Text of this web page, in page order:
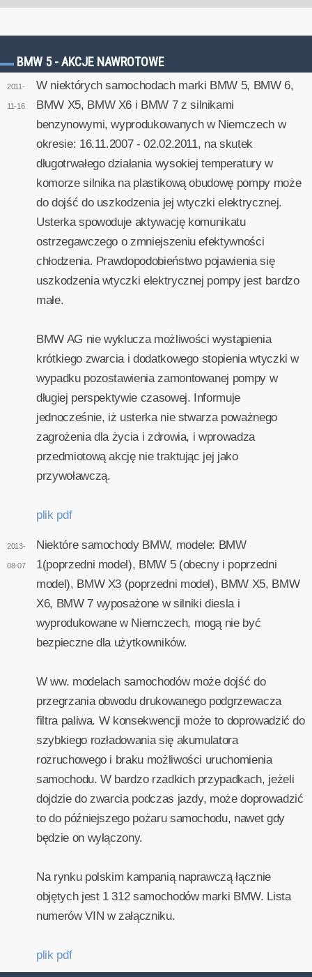
BMW 5 - AKCJE NAWROTOWE
2011-
11-16
W niektórych samochodach marki BMW 5, BMW 6,
BMW X5, BMW X6 i BMW 7 z silnikami
benzynowymi, wyprodukowanych w Niemczech w
okresie: 16.11.2007 - 02.02.2011, na skutek
długotrwałego działania wysokiej temperatury w
komorze silnika na plastikową obudowę pompy może
do dojść do uszkodzenia jej wtyczki elektrycznej.
Usterka spowoduje aktywację komunikatu
ostrzegawczego o zmniejszeniu efektywności
chłodzenia. Prawdopodobieństwo pojawienia się
uszkodzenia wtyczki elektrycznej pompy jest bardzo
małe.
BMW AG nie wyklucza możliwości wystąpienia
krótkiego zwarcia i dodatkowego stopienia wtyczki w
wypadku pozostawienia zamontowanej pompy w
długiej perspektywie czasowej. Informuje
jednocześnie, iż usterka nie stwarza poważnego
zagrożenia dla życia i zdrowia, i wprowadza
przedmiotową akcję nie traktując jej jako
przywoławczą.
plik pdf
2013-
08-07
Niektóre samochody BMW, modele: BMW
1(poprzedni model), BMW 5 (obecny i poprzedni
model), BMW X3 (poprzedni model), BMW X5, BMW
X6, BMW 7 wyposażone w silniki diesla i
wyprodukowane w Niemczech, mogą nie być
bezpieczne dla użytkowników.
W ww. modelach samochodów może dojść do
przegrzania obwodu drukowanego podgrzewacza
filtra paliwa. W konsekwencji może to doprowadzić do
szybkiego rozładowania się akumulatora
rozruchowego i braku możliwości uruchomienia
samochodu. W bardzo rzadkich przypadkach, jeżeli
dojdzie do zwarcia podczas jazdy, może doprowadzić
to do późniejszego pożaru samochodu, nawet gdy
będzie on wyłączony.
Na rynku polskim kampanią naprawczą łącznie
objętych jest 1 312 samochodów marki BMW. Lista
numerów VIN w załączniku.
plik pdf